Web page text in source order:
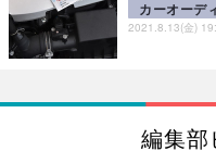
カーオーデ
2021.8.13(金)
編集部